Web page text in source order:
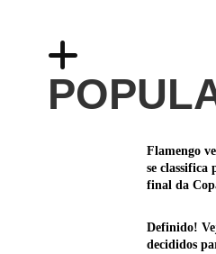
Flamengo
se classifica
final da
Definido!
decididos